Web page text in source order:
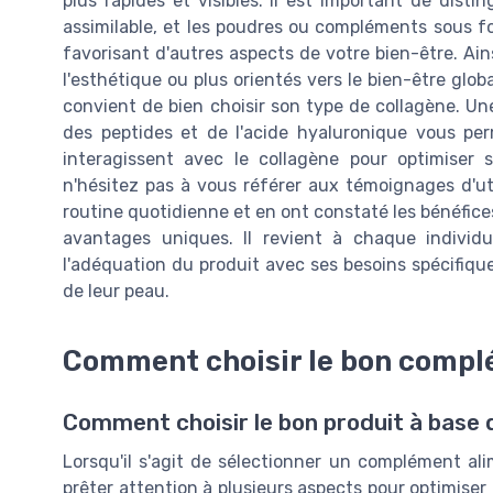
assimilable, et les poudres ou compléments
favorisant d'autres aspects de votre bien-être.
l'esthétique ou plus orientés vers le bien-être
convient de bien choisir son type de collagène.
des peptides et de l'acide hyaluronique vous
interagissent avec le collagène pour
n'hésitez pas à vous référer aux témoignages
routine quotidienne et en ont constaté les
avantages uniques. Il revient à chaque
l'adéquation du produit avec ses besoins
de leur peau.
Comment choisir le bon
Comment choisir le bon produit à base
Lorsqu'il s'agit de sélectionner un complément
prêter attention à plusieurs aspects pour